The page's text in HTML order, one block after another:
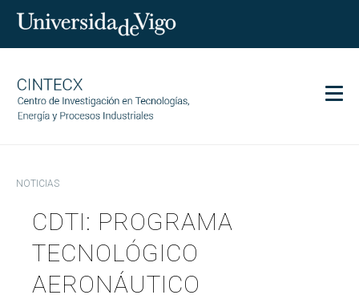
Investigación
Transferencia
Servicios
Ciencia y sociedad
NOTICIAS
CDTI: PROGRAMA
TECNOLÓGICO
AERONÁUTICO